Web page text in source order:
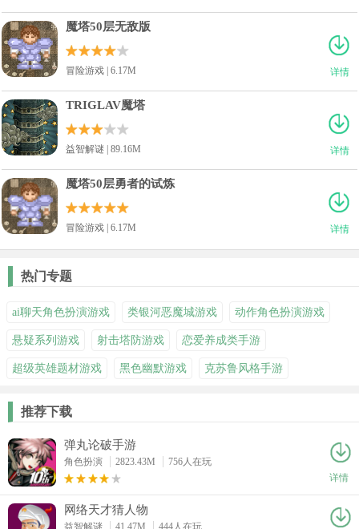
详情
魔塔50层无敌版
冒险游戏 | 6.17M
详情
TRIGLAV魔塔
益智解谜 | 89.16M
详情
魔塔50层勇者的试炼
冒险游戏 | 6.17M
热门专题
ai聊天角色扮演游戏 类银河恶魔城游戏 动作角色扮演游戏
悬疑系列游戏 射击塔防游戏 恋爱养成类手游
超级英雄题材游戏 黑色幽默游戏 克苏鲁风格手游
推荐下载
弹丸论破手游
角色扮演 2823.43M
756人在玩
详情
网络天才猜人物
益智解谜 41.47M 444人在玩